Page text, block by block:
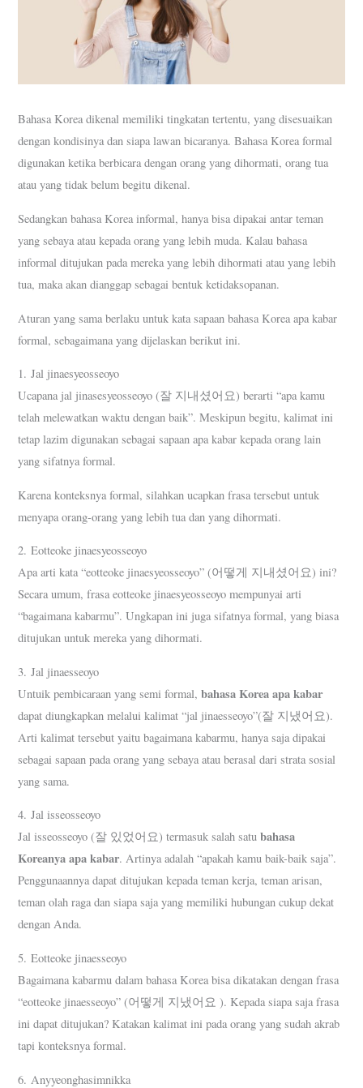
Bahasa Korea dikenal memiliki tingkatan tertentu, yang disesuaikan
dengan kondisinya dan siapa lawan bicaranya. Bahasa Korea formal
digunakan ketika berbicara dengan orang yang dihormati, orang tua
atau yang tidak belum begitu dikenal.
Sedangkan bahasa Korea informal, hanya bisa dipakai antar teman
yang sebaya atau kepada orang yang lebih muda. Kalau bahasa
informal ditujukan pada mereka yang lebih dihormati atau yang lebih
tua, maka akan dianggap sebagai bentuk ketidaksopanan.
Aturan yang sama berlaku untuk kata sapaan bahasa Korea apa kabar
formal, sebagaimana yang dijelaskan berikut ini.
1. Jal jinaesyeosseoyo
Ucapana jal jinasesyeosseoyo (잘 지내셨어요) berarti “apa kamu
telah melewatkan waktu dengan baik”. Meskipun begitu, kalimat ini
tetap lazim digunakan sebagai sapaan apa kabar kepada orang lain
yang sifatnya formal.
Karena konteksnya formal, silahkan ucapkan frasa tersebut untuk
menyapa orang-orang yang lebih tua dan yang dihormati.
2. Eotteoke jinaesyeosseoyo
Apa arti kata “eotteoke jinaesyeosseoyo” (어떻게 지내셨어요) ini?
Secara umum, frasa eotteoke jinaesyeosseoyo mempunyai arti
“bagaimana kabarmu”. Ungkapan ini juga sifatnya formal, yang biasa
ditujukan untuk mereka yang dihormati.
3. Jal jinaesseoyo
Untuik pembicaraan yang semi formal,bahasa Korea apa kabar
dapat diungkapkan melalui kalimat “jal jinaesseoyo”(잘 지냈어요).
Arti kalimat tersebut yaitu bagaimana kabarmu, hanya saja dipakai
sebagai sapaan pada orang yang sebaya atau berasal dari strata sosial
yang sama.
4. Jal isseosseoyo
Jal isseosseoyo (잘 있었어요) termasuk salah satubahasa
Koreanya apa kabar. Artinya adalah “apakah kamu baik-baik saja”.
Penggunaannya dapat ditujukan kepada teman kerja, teman arisan,
teman olah raga dan siapa saja yang memiliki hubungan cukup dekat
dengan Anda.
5. Eotteoke jinaesseoyo
Bagaimana kabarmu dalam bahasa Korea bisa dikatakan dengan frasa
“eotteoke jinaesseoyo” (어떻게 지냈어요 ). Kepada siapa saja frasa
ini dapat ditujukan? Katakan kalimat ini pada orang yang sudah akrab
tapi konteksnya formal.
6. Anyyeonghasimnikka